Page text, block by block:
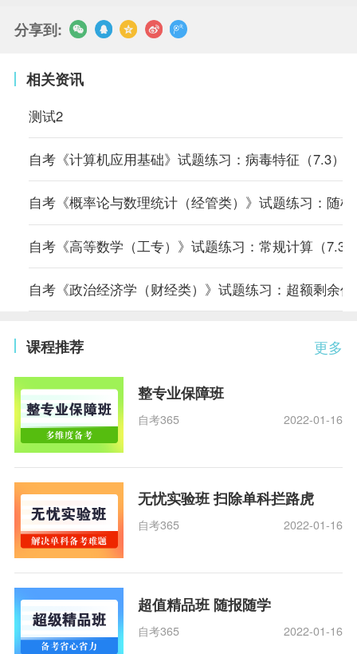
分享到:
相关资讯
测试2
自考《计算机应用基础》试题练习：病毒特征（7.3）
自考《概率论与数理统计（经管类）》试题练习：随
自考《高等数学（工专）》试题练习：常规计算（7.3
自考《政治经济学（财经类）》试题练习：超额剩余
更多
课程推荐
整专业保障班
自考365 2022-01-16
无忧实验班 扫除单科拦路虎
自考365 2022-01-16
超值精品班 随报随学
自考365 2022-01-16